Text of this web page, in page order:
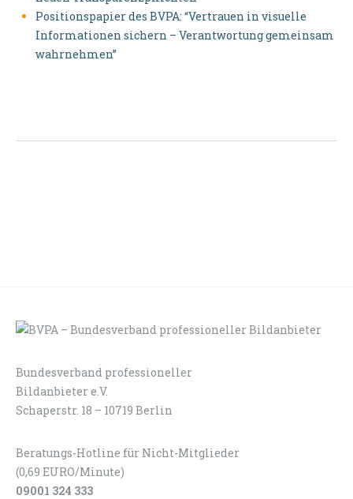
Positionspapier des BVPA: “Vertrauen in visuelle
Informationen sichern – Verantwortung gemeinsam
wahrnehmen”
Bundesverband professioneller
Bildanbieter e.V.
Schaperstr. 18 – 10719 Berlin
Beratungs-Hotline für Nicht-Mitglieder
(0,69 EURO/Minute)
09001 324 333